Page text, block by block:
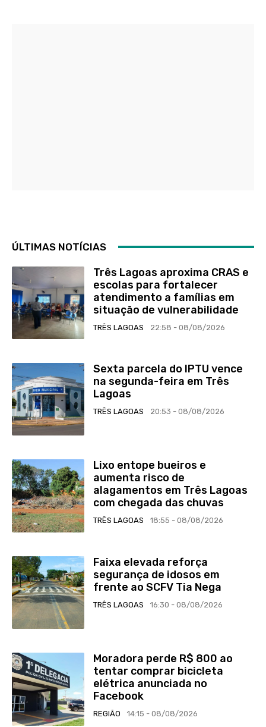
ÚLTIMAS NOTÍCIAS
Três Lagoas aproxima CRAS e
escolas para fortalecer
atendimento a famílias em
situação de vulnerabilidade
TRÊS LAGOAS 22:58 - 08/08/2026
Sexta parcela do IPTU vence
na segunda-feira em Três
Lagoas
TRÊS LAGOAS 20:53 - 08/08/2026
Lixo entope bueiros e
aumenta risco de
alagamentos em Três Lagoas
com chegada das chuvas
TRÊS LAGOAS 18:55 - 08/08/2026
Faixa elevada reforça
segurança de idosos em
frente ao SCFV Tia Nega
TRÊS LAGOAS 16:30 - 08/08/2026
Moradora perde R$ 800 ao
tentar comprar bicicleta
elétrica anunciada no
Facebook
REGIÃO 14:15 - 08/08/2026